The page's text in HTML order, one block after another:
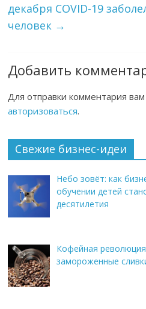
декабря COVID-19
человек →
Добавить
Для отправки комментария
авторизоваться.
Свежие бизнес-идеи
Небо зовёт: как
обучении детей
десятилетия
Кофейная
замороженные